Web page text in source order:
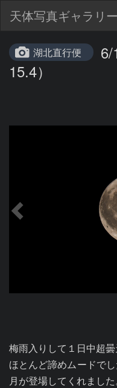
天体写真ギャラリー
湖北直行便
15.4）
梅雨入りして１日中超曇
ほとんど諦めムードで
月が登場してくれました